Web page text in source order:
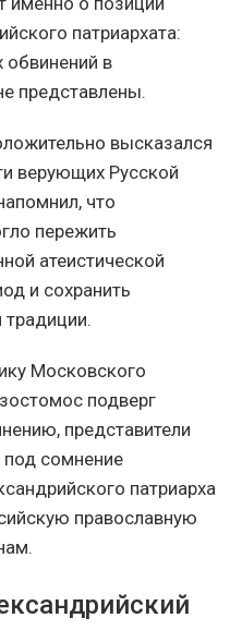
патриархата:
обвинений в
представлены.
высказался
верующих Русской
что
пережить
атеистической
и сохранить
традиции.
Московского
подверг
представители
сомнение
патриарха
православную